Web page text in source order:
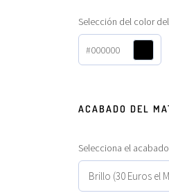
Selección del color
#000000
ACABADO DEL
Selecciona el